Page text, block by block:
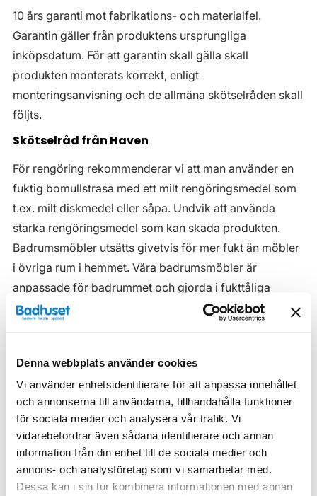
Denna webbplats använder cookies
Vi använder enhetsidentifierare för att anpassa innehållet
och annonserna till användarna, tillhandahålla funktioner
för sociala medier och analysera vår trafik. Vi
vidarebefordrar även sådana identifierare och annan
information från din enhet till de sociala medier och
annons- och analysföretag som vi samarbetar med.
Dessa kan i sin tur kombinera informationen med annan
10 års garanti mot fabrikations- och materialfel.
Garantin gäller från produktens ursprungliga
inköpsdatum. För att garantin skall gälla skall
produkten monterats korrekt, enligt
monteringsanvisning och de allmäna skötselråden skall
följts.
Skötselråd från Haven
För rengöring rekommenderar vi att man använder en
fuktig bomullstrasa med ett milt rengöringsmedel som
t.ex. milt diskmedel eller såpa. Undvik att använda
starka rengöringsmedel som kan skada produkten.
Badrumsmöbler utsätts givetvis för mer fukt än möbler
i övriga rum i hemmet. Våra badrumsmöbler är
anpassade för badrummet och gjorda i fukttåliga
material. Men även om våra badrumsmöbler är det, ska
möblerna placeras på ett sådant avstånd från
badkar/dusch att vatten inte kan skvätta direkt på
möbeln. Blöta fläckar, även vanligt vatten, torkas upp
så snart som möjligt.
Haven H2 Serie